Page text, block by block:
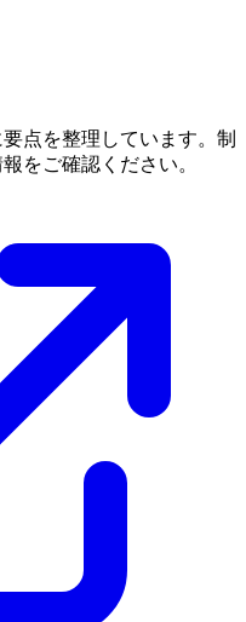
点を整理しています。制
をご確認ください。